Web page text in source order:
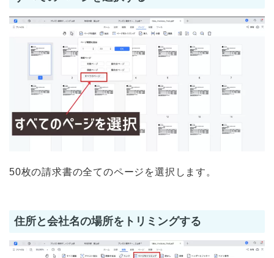
50枚の請求書の全てのページを選択します。
住所と会社名の場所をトリミングする